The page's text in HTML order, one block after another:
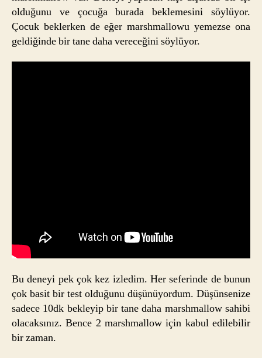
olduğunu ve çocuğa burada beklemesini söylüyor.
Çocuk beklerken de eğer marshmallowu yemezse ona
geldiğinde bir tane daha vereceğini söylüyor.
Bu deneyi pek çok kez izledim. Her seferinde de bunun
çok basit bir test olduğunu düşünüyordum. Düşünsenize
sadece 10dk bekleyip bir tane daha marshmallow sahibi
olacaksınız. Bence 2 marshmallow için kabul edilebilir
bir zaman.